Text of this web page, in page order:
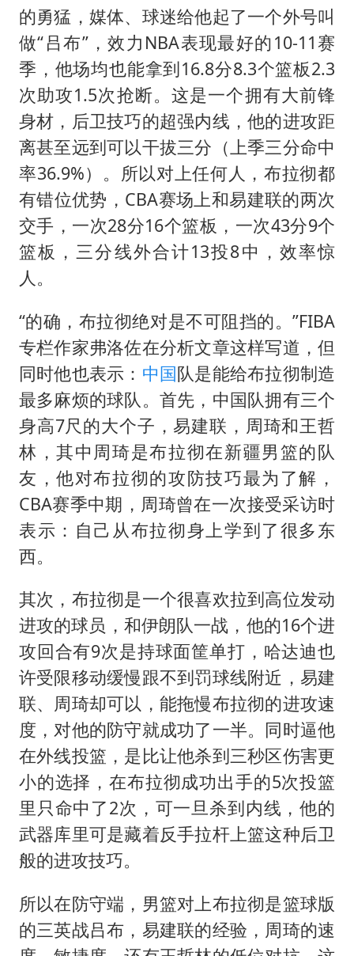
夯实基础开新局
的勇猛，媒体、球迷给他起了一个外号叫
做“吕布”，效力NBA表现最好的10-11赛
季，他场均也能拿到16.8分8.3个篮板2.3
次助攻1.5次抢断。这是一个拥有大前锋
身材，后卫技巧的超强内线，他的进攻距
离甚至远到可以干拔三分（上季三分命中
率36.9%）。所以对上任何人，布拉彻都
有错位优势，CBA赛场上和易建联的两次
交手，一次28分16个篮板，一次43分9个
篮板，三分线外合计13投8中，效率惊
人。
“的确，布拉彻绝对是不可阻挡的。”FIBA
专栏作家弗洛佐在分析文章这样写道，但
同时他也表示： 中国队是能给布拉彻制造
最多麻烦的球队。首先，中国队拥有三个
身高7尺的大个子，易建联，周琦和王哲
林，其中周琦是布拉彻在新疆男篮的队
友，他对布拉彻的攻防技巧最为了解，
CBA赛季中期，周琦曾在一次接受采访时
表示：自己从布拉彻身上学到了很多东
西。
其次，布拉彻是一个很喜欢拉到高位发动
进攻的球员，和伊朗队一战，他的16个进
攻回合有9次是持球面筐单打，哈达迪也
许受限移动缓慢跟不到罚球线附近，易建
联、周琦却可以，能拖慢布拉彻的进攻速
度，对他的防守就成功了一半。同时逼他
在外线投篮，是比让他杀到三秒区伤害更
小的选择，在布拉彻成功出手的5次投篮
里只命中了2次，可一旦杀到内线，他的
武器库里可是藏着反手拉杆上篮这种后卫
般的进攻技巧。
所以在防守端，男篮对上布拉彻是篮球版
的三英战吕布，易建联的经验，周琦的速